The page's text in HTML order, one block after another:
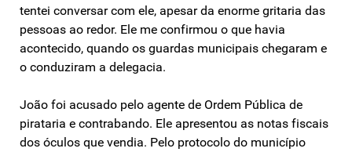
tentei conversar com ele, apesar da enorme gritaria das
pessoas ao redor. Ele me confirmou o que havia
acontecido, quando os guardas municipais chegaram e
o conduziram a delegacia.
João foi acusado pelo agente de Ordem Pública de
pirataria e contrabando. Ele apresentou as notas fiscais
dos óculos que vendia. Pelo protocolo do município